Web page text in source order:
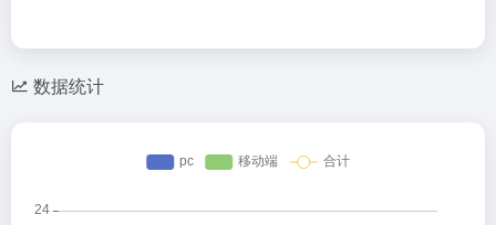
数据统计